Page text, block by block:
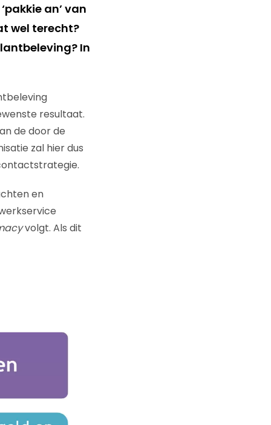
an’ van
wel terecht?
In
resultaat.
de door de
zal hier dus
en
volgt. Als dit